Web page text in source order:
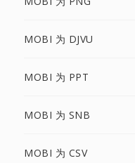
MOBI 为 DJVU
MOBI 为 PPT
MOBI 为 SNB
MOBI 为 CSV